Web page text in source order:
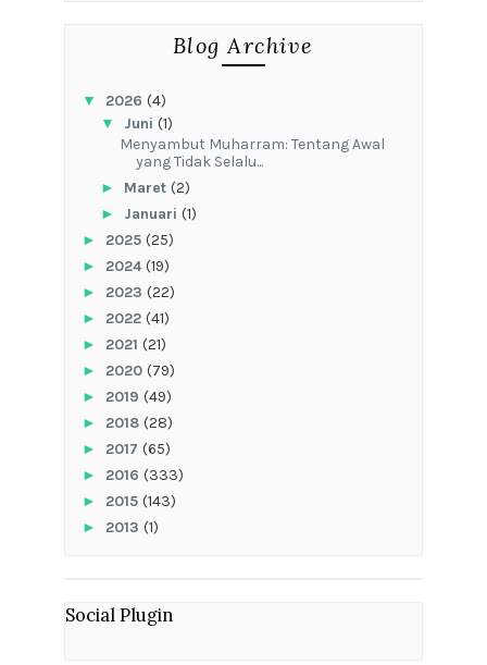
Blog Archive
▼ 2026 (4)
▼ Juni (1)
Menyambut Muharram: Tentang Awal
yang Tidak Selalu...
► Maret (2)
► Januari (1)
► 2025 (25)
► 2024(19)
► 2023 (22)
► 2022 (41)
► 2021 (21)
► 2020 (79)
► 2019 (49)
► 2018 (28)
► 2017 (65)
► 2016 (333)
► 2015 (143)
► 2013 (1)
Social Plugin